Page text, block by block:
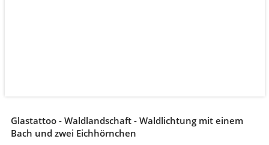
Glastattoo - Waldlandschaft - Waldlichtung mit einem
Bach und zwei Eichhörnchen